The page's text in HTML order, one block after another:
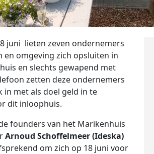
juni lieten zeven ondernemers
en omgeving zich opsluiten in
en slechts gewapend met
zetten deze ondernemers
in met als doel geld in te
dit inloophuis.
founders van het Marikenhuis
Arnoud Schoffelmeer (Ideska)
om zich op 18 juni voor